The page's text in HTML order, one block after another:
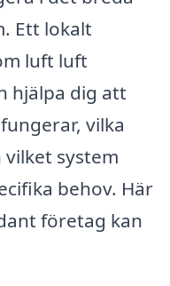
Ett lokalt
luft luft
hjälpa dig att
vilka
system
behov. Här
företag kan